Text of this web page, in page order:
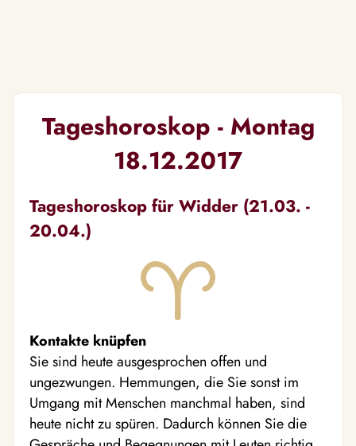
Tageshoroskop - Montag
18.12.2017
Tageshoroskop für Widder (21.03. -
20.04.)
Kontakte knüpfen
Sie sind heute ausgesprochen offen und
ungezwungen. Hemmungen, die Sie sonst im
Umgang mit Menschen manchmal haben, sind
heute nicht zu spüren. Dadurch können Sie die